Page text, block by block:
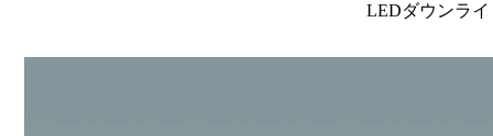
LEDダウンラ